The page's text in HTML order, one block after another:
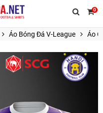
0
HÀNG
Áo Bóng Đá V-League Áo